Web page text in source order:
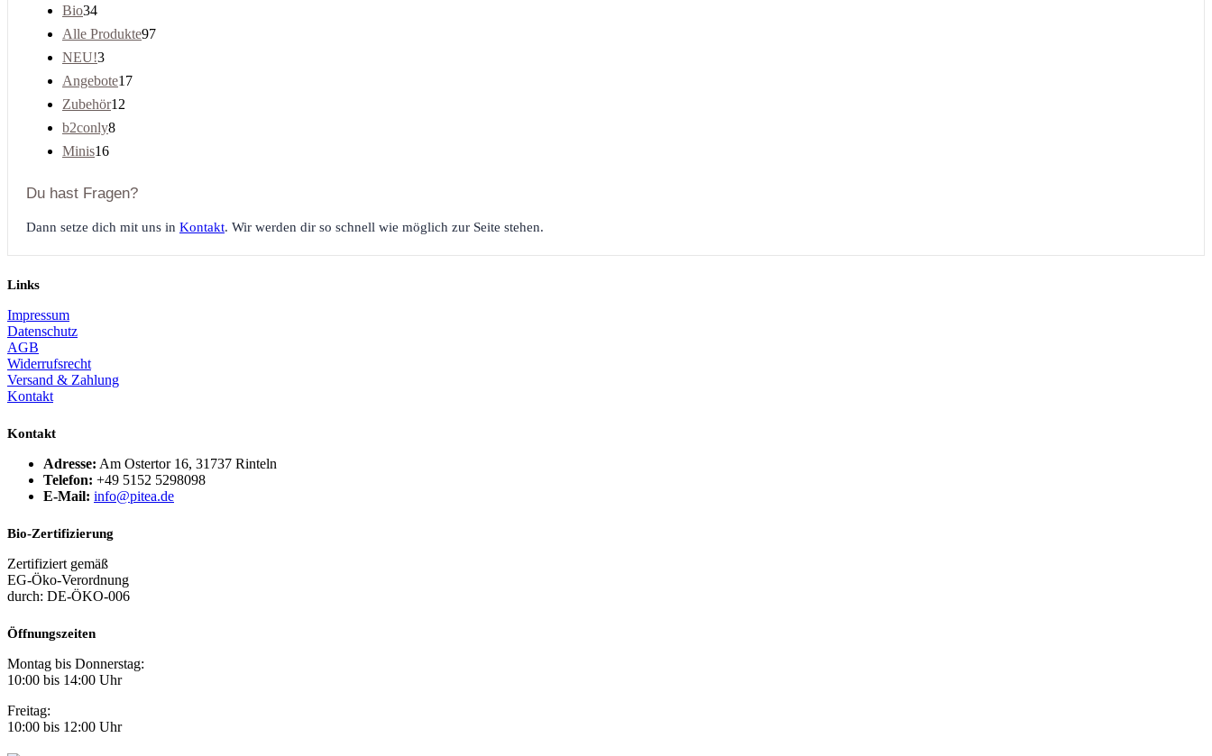
Bio3434
Produkte
Alle Produkte9797
NEU!33
Produkte
Angebote1717
Zubehör12
b2conly88
Minis1616
Du hast Fragen?
Dann setze dich mit uns in Kontakt. Wir werden dir so schnell wie möglich zur Seite stehen.
Links
Impressum
Datenschutz
AGB
Widerrufsrecht
Versand & Zahlung
Kontakt
Kontakt
Adresse: Am Ostertor 16, 31737 Rinteln
Telefon: +49 5152 5298098
E-Mail: info@pitea.de
Bio-Zertifizierung
Zertifiziert gemäß
EG-Öko-Verordnung
durch: DE-ÖKO-006
Öffnungszeiten
Montag bis Donnerstag:
10:00 bis 14:00 Uhr
Freitag:
10:00 bis 12:00 Uhr